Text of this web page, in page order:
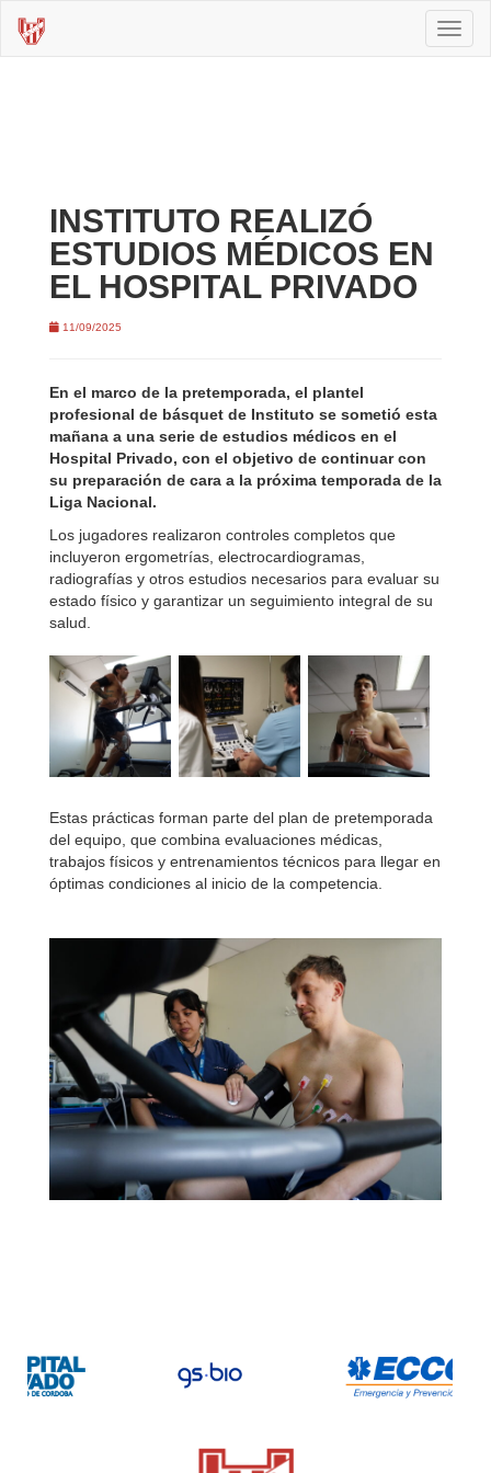
INSTITUTO REALIZÓ
ESTUDIOS MÉDICOS EN
EL HOSPITAL PRIVADO
11/09/2025
En el marco de la pretemporada, el plantel
profesional de básquet de Instituto se sometió esta
mañana a una serie de estudios médicos en el
Hospital Privado, con el objetivo de continuar con
su preparación de cara a la próxima temporada de la
Liga Nacional.
Los jugadores realizaron controles completos que
incluyeron ergometrías, electrocardiogramas,
radiografías y otros estudios necesarios para evaluar su
estado físico y garantizar un seguimiento integral de su
salud.
Estas prácticas forman parte del plan de pretemporada
del equipo, que combina evaluaciones médicas,
trabajos físicos y entrenamientos técnicos para llegar en
óptimas condiciones al inicio de la competencia.